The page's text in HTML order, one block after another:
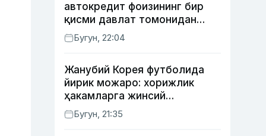
автокредит фоизининг бир
қисми давлат томонидан
қоплаб берилиши мумкин
Бугун, 22:04
Жанубий Корея футболида
йирик можаро: хорижлик
ҳакамларга жинсий
хизматлар кўрсатилгани
маълум қилинди
Бугун, 21:35